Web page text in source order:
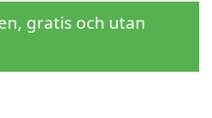
gratis och utan